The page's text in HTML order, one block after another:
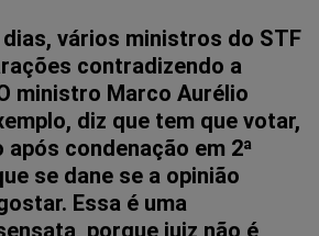
vários ministros do STF
contradizendo a
ministro Marco Aurélio
diz que tem que votar,
após condenação em 2ª
se dane se a opinião
Essa é uma